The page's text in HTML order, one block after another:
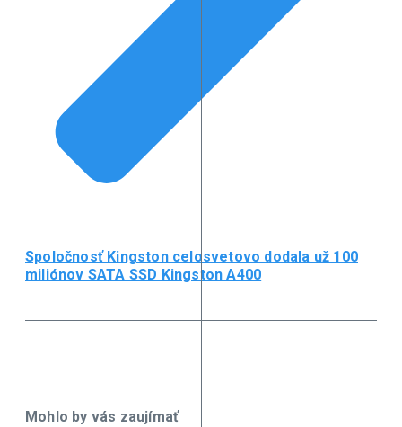
Spoločnosť Kingston celosvetovo dodala už 100
miliónov SATA SSD Kingston A400
Mohlo by vás zaujímať